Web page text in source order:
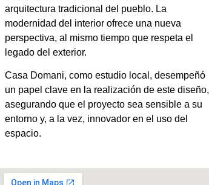
arquitectura tradicional del pueblo. La
modernidad del interior ofrece una nueva
perspectiva, al mismo tiempo que respeta el
legado del exterior.
Casa Domani, como estudio local, desempeñó
un papel clave en la realización de este diseño,
asegurando que el proyecto sea sensible a su
entorno y, a la vez, innovador en el uso del
espacio.